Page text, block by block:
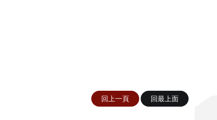
回上一頁 回最上面